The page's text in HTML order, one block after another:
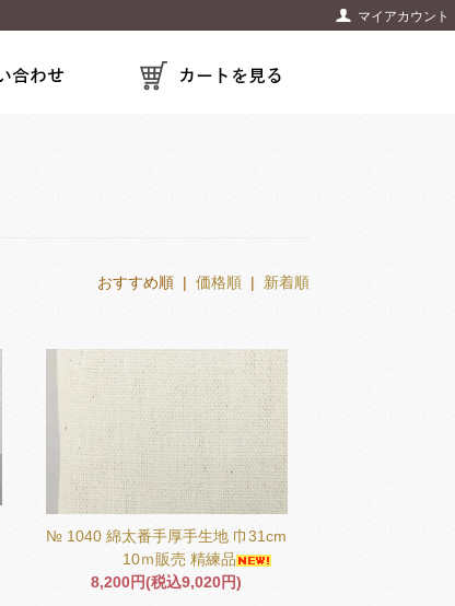
マイアカウント
おすすめ順 | 価格順 | 新着順
№ 1040 綿太番手厚手生地 巾31cm
10ｍ販売 精練品
8,200円(税込9,020円)